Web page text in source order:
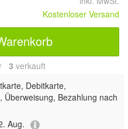
Kostenloser Versand
3 verkauft
Debitkarte,
Bezahlung nach
Aug.